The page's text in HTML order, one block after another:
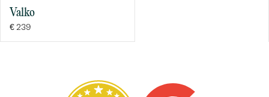
Valko
€ 239